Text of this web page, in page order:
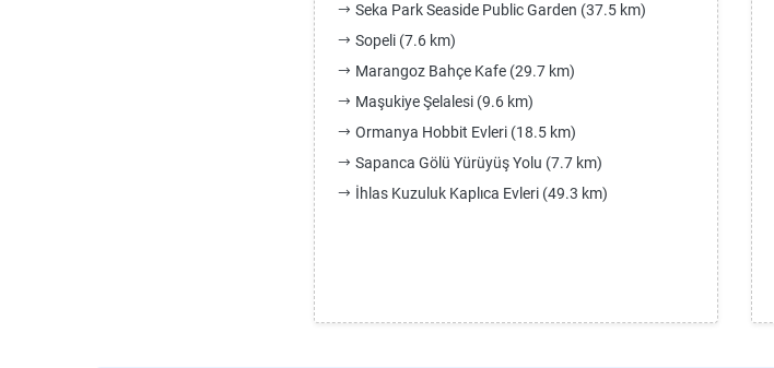
Seka Park Seaside Public Garden (37.5 km)
Sopeli (7.6 km)
Marangoz Bahçe Kafe (29.7 km)
Maşukiye Şelalesi (9.6 km)
Ormanya Hobbit Evleri (18.5 km)
Sapanca Gölü Yürüyüş Yolu (7.7 km)
İhlas Kuzuluk Kaplıca Evleri (49.3 km)